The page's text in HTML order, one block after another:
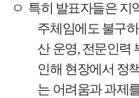
ㅇ 특히 발표자들은 지
주체임에도 불구
산 운영,전문인력
인해 현장에서 정
는 어려움과 과제